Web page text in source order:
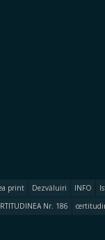
print Dezvăluiri INFO
Nr. 186